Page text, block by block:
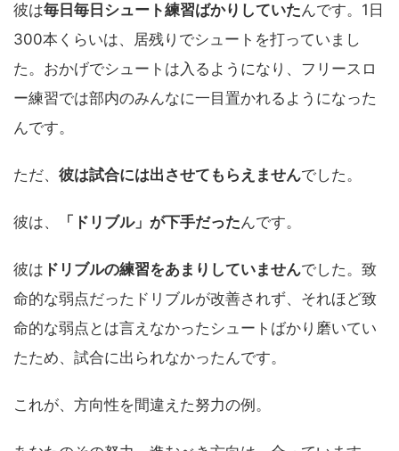
彼は毎日毎日シュート練習ばかりしていたんです。1日
300本くらいは、居残りでシュートを打っていまし
た。おかげでシュートは入るようになり、フリースロ
ー練習では部内のみんなに一目置かれるようになった
んです。
ただ、 彼は試合には出させてもらえませんでした。
彼は、 「ドリブル」が下手だったんです。
彼は ドリブルの練習をあまりしていませんでした。致
命的な弱点だったドリブルが改善されず、それほど致
命的な弱点とは言えなかったシュートばかり磨いてい
たため、試合に出られなかったんです。
これが、方向性を間違えた努力の例。